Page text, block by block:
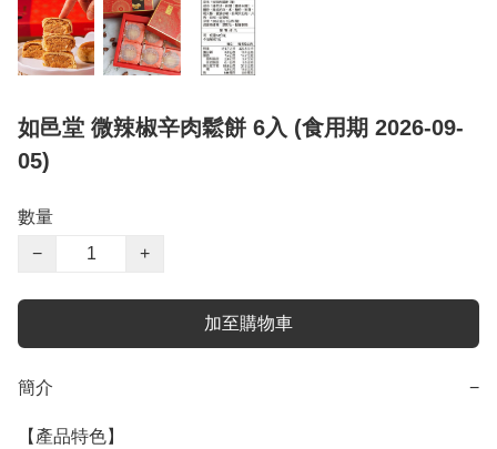
如邑堂 微辣椒辛肉鬆餅 6入 (食用期 2026-09-
05)
數量
−
+
加至購物車
簡介 −
【產品特色】